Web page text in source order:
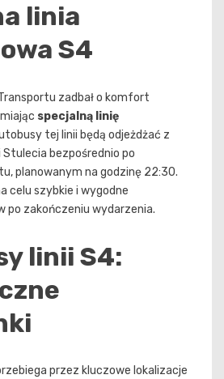
linia
S4
zadbał o komfort
specjalną linię
tej linii będą odjeżdżać z
bezpośrednio po
planowanym na godzinę 22:30.
celu szybkie i wygodne
po zakończeniu wydarzenia.
linii S4:
przez kluczowe lokalizacje